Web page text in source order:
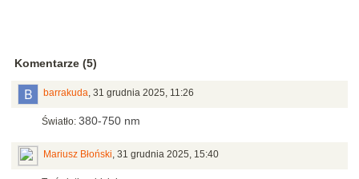
Komentarze (5)
barrakuda, 31 grudnia 2025, 11:26
Światło: 380-750 nm
Mariusz Błoński, 31 grudnia 2025, 15:40